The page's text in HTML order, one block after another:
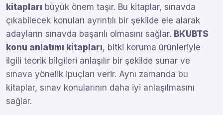
kitapları büyük önem taşır. Bu kitaplar, sınavda
çıkabilecek konuları ayrıntılı bir şekilde ele alarak
adayların sınavda başarılı olmasını sağlar. BKUBTS
konu anlatımı kitapları, bitki koruma ürünleriyle
ilgili teorik bilgileri anlaşılır bir şekilde sunar ve
sınava yönelik ipuçları verir. Aynı zamanda bu
kitaplar, sınav konularının daha iyi anlaşılmasını
sağlar.